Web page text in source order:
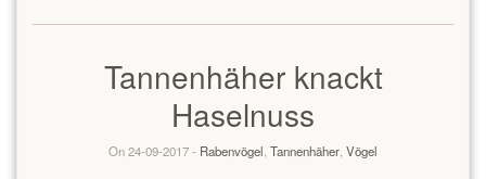
Tannenhäher knackt
Haselnuss
On 24-09-2017 - Rabenvögel, Tannenhäher, Vögel